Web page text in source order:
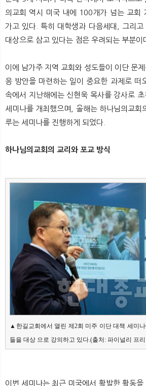
의교회 역시 미국 내에 100개가 넘는 교회
가고 있다. 특히 대학생과 다음세대, 그리
대상으로 삼고 있다는 점은 우려되는 부분이
이에 남가주 지역 교회와 성도들이 이단 문
응 방안을 마련하는 일이 중요한 과제로 떠
속에서 지난해에는 신현욱 목사를 강사로
세미나를 개최했으며, 올해는 하나님의교회
루는 세미나를 진행하게 되었다.
하나님의교회의 교리와 포교 방식
▲한길교회에서 열린 제2회 미주 이단 대책 세미
들을 대상 으로 강의하고 있다.(출처: 파이널리 프
이번 세미나는 최근 미국에서 활발한 활동을